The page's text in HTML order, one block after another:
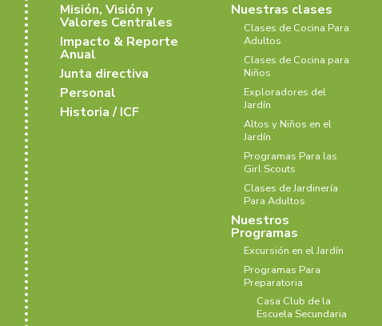
Misión, Visión y
Valores Centrales
Impacto & Reporte
Anual
Junta directiva
Personal
Historia / ICF
Nuestras clases
Clases de Cocina Para
Adultos
Clases de Cocina para
Niños
Exploradores del
Jardín
Altos y Niños en el
Jardín
Programas Para las
Girl Scouts
Clases de Jardinería
Para Adultos
Nuestros
Programas
Excursión en el Jardín
Programas Para
Preparatoria
Casa Club de la
Escuela Secundaria